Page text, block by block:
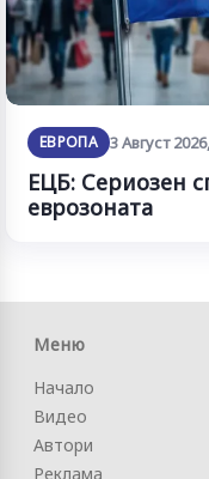
ЕВРОПА 3 Август
ЕЦБ: Сериозен
еврозоната
Меню
Начало
Видео
Автори
Реклама